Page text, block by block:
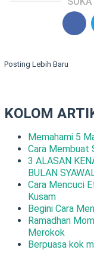
Posting Lebih Baru
KOLOM
Memahami 5
Cara Membuat
3 ALASAN
BULAN
Cara Mencuci
Kusam
Begini Cara
Ramadhan
Merokok
Berpuasa kok